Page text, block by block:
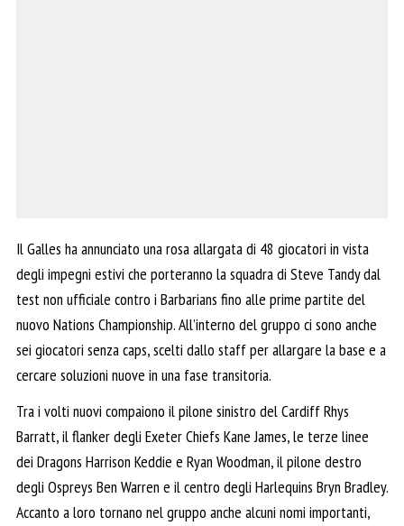
Il Galles ha annunciato una rosa allargata di 48 giocatori in vista
degli impegni estivi che porteranno la squadra di Steve Tandy dal
test non ufficiale contro i Barbarians fino alle prime partite del
nuovo Nations Championship. All’interno del gruppo ci sono anche
sei giocatori senza caps, scelti dallo staff per allargare la base e a
cercare soluzioni nuove in una fase transitoria.
Tra i volti nuovi compaiono il pilone sinistro del Cardiff Rhys
Barratt, il flanker degli Exeter Chiefs Kane James, le terze linee
dei Dragons Harrison Keddie e Ryan Woodman, il pilone destro
degli Ospreys Ben Warren e il centro degli Harlequins Bryn Bradley.
Accanto a loro tornano nel gruppo anche alcuni nomi importanti,